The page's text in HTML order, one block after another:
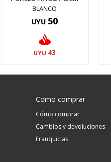
BLANCO
UYU 50
UYU 43
Como comprar
Cómo comprar
Cambios y devoluciones
Franquicias